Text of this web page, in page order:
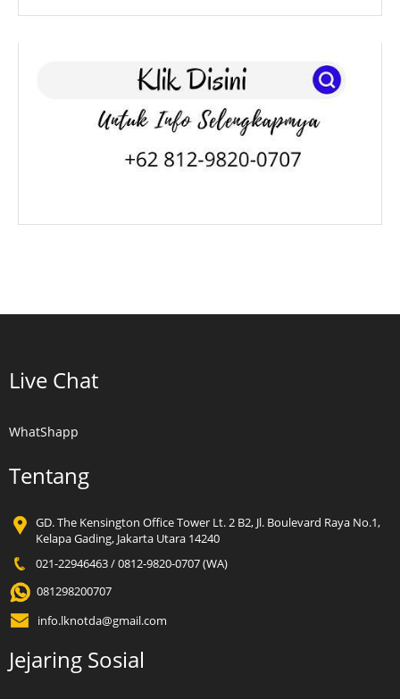
Live Chat
WhatShapp
Tentang
GD. The Kensington Office Tower Lt. 2 B2, Jl. Boulevard Raya No.1,
Kelapa Gading, Jakarta Utara 14240
021-22946463 / 0812-9820-0707 (WA)
081298200707
info.lknotda@gmail.com
Jejaring Sosial